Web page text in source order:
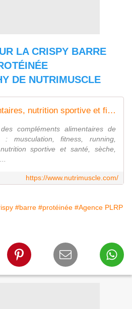
LA CRISPY BARRE
DE NUTRIMUSCLE
Compléments alimentaires, nutrition sportive et fitness | Nutrimuscle
compléments alimentaires de
musculation, fitness, running,
sportive et santé, sèche,
https://www.nutrimuscle.com/
#barre #protéinée #Agence PLRP